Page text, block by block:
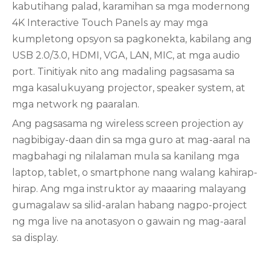
kabutihang palad, karamihan sa mga modernong
4K Interactive Touch Panels ay may mga
kumpletong opsyon sa pagkonekta, kabilang ang
USB 2.0/3.0, HDMI, VGA, LAN, MIC, at mga audio
port. Tinitiyak nito ang madaling pagsasama sa
mga kasalukuyang projector, speaker system, at
mga network ng paaralan.
Ang pagsasama ng wireless screen projection ay
nagbibigay-daan din sa mga guro at mag-aaral na
magbahagi ng nilalaman mula sa kanilang mga
laptop, tablet, o smartphone nang walang kahirap-
hirap. Ang mga instruktor ay maaaring malayang
gumagalaw sa silid-aralan habang nagpo-project
ng mga live na anotasyon o gawain ng mag-aaral
sa display.